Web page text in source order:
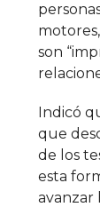
son
Indicó
que
de los
esta
avanzar